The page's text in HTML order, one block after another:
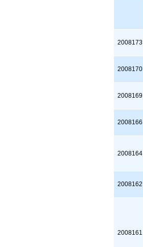
2008173
2008170
2008169
2008166
2008164
2008162
2008161